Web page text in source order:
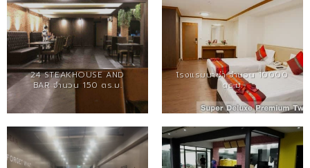
24 STEAKHOUSE AND
BAR จำนวน 150 ตร.ม.
โรงแรมนาซ่า จำนวน 10000
ตร.ม.